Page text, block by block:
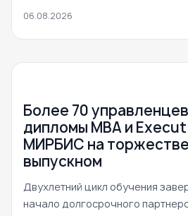
06.08.2026
Более 70
дипломы MBA и
МИРБИС на
выпускном
Двухлетний цикл обучения
начало долгосрочного